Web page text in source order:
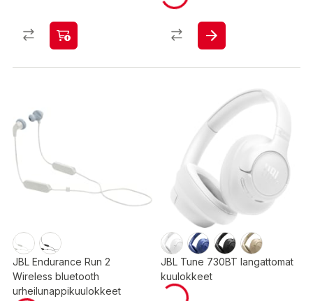
JBL Endurance Run 2
Wireless bluetooth
urheilunappikuulokkeet
JBL Tune 730BT langattomat
kuulokkeet